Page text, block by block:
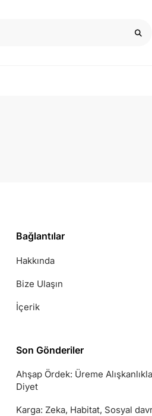
Bağlantılar
Hakkında
Bize Ulaşın
İçerik
Son Gönderiler
Ahşap Ördek: Üreme
Diyet
Karga: Zeka, Habitat, Sosyal